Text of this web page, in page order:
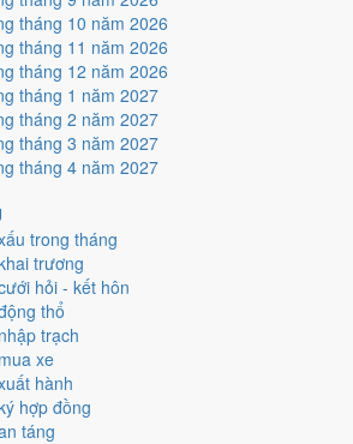
tháng 10 năm 2026
tháng 11 năm 2026
tháng 12 năm 2026
tháng 1 năm 2027
tháng 2 năm 2027
tháng 3 năm 2027
tháng 4 năm 2027
trong tháng
trương
hỏi - kết hôn
thổ
trạch
xe
hành
hợp đồng
táng
tốt hay xấu?
lịch (Thứ Hai) là ngày 15/10/2026 âm lịch
Can, Trực Mãn, Sao Nguy, nạp âm Bích
đây làNgày Cátvới điểm trung bình
Giờ Hoàng Đạo trong ngày:
Tiết Tiểu Tuyết